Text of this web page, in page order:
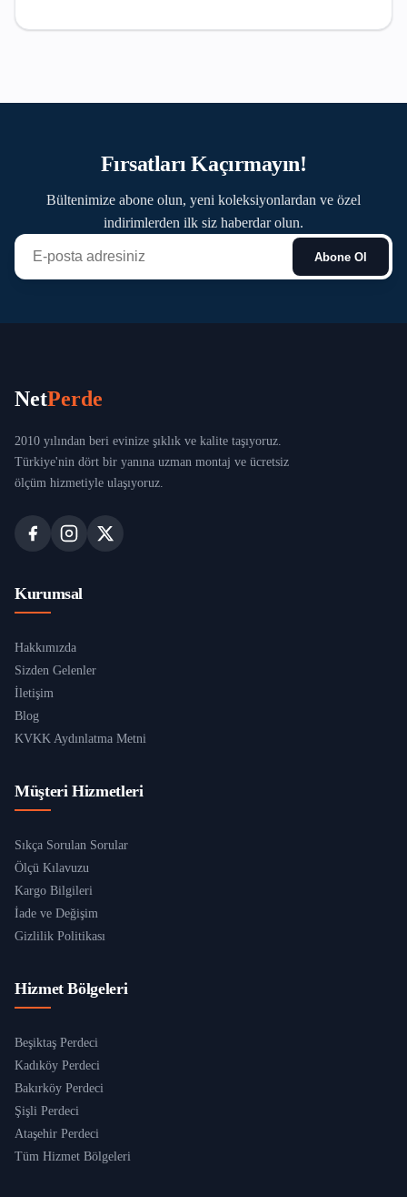
Fırsatları Kaçırmayın!
Bültenimize abone olun, yeni koleksiyonlardan ve özel
indirimlerden ilk siz haberdar olun.
Abone Ol
NetPerde
2010 yılından beri evinize şıklık ve kalite taşıyoruz.
Türkiye'nin dört bir yanına uzman montaj ve ücretsiz
ölçüm hizmetiyle ulaşıyoruz.
Kurumsal
Hakkımızda
Sizden Gelenler
İletişim
Blog
KVKK Aydınlatma Metni
Müşteri Hizmetleri
Sıkça Sorulan Sorular
Ölçü Kılavuzu
Kargo Bilgileri
İade ve Değişim
Gizlilik Politikası
Hizmet Bölgeleri
Beşiktaş Perdeci
Kadıköy Perdeci
Bakırköy Perdeci
Şişli Perdeci
Ataşehir Perdeci
Tüm Hizmet Bölgeleri